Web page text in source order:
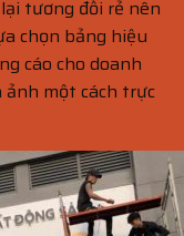
tương đối rẻ nên
chọn bảng hiệu
cáo cho doanh
một cách trực